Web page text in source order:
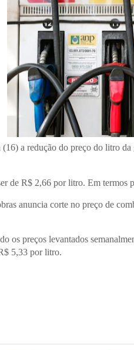
(16) a redução do preço do litro
de R$ 2,66 por litro. Em termos
anuncia corte no preço de
os preços levantados
5,33 por litro.